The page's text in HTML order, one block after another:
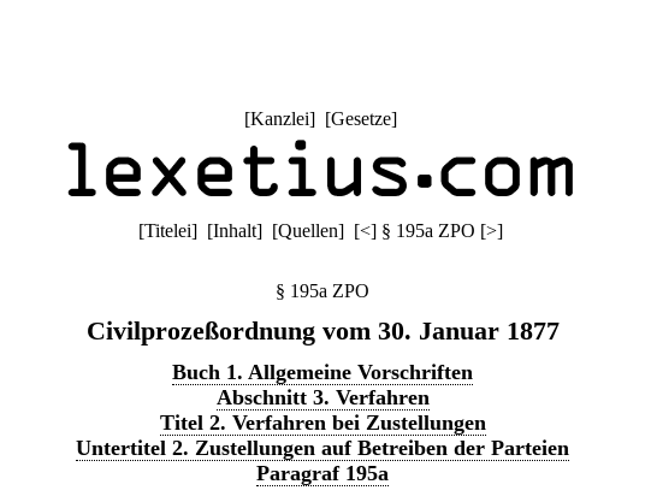
[Kanzlei] [Gesetze]
[Titelei] [Inhalt] [Quellen] [<] § 195a ZPO [>]
§ 195a ZPO
Civilprozeßordnung vom 30. Januar 1877
Buch 1. Allgemeine Vorschriften
Abschnitt 3. Verfahren
Titel 2. Verfahren bei Zustellungen
Untertitel 2. Zustellungen auf Betreiben der Parteien
Paragraf 195a